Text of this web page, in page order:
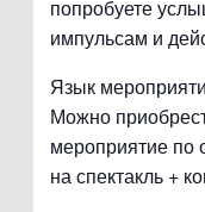
попробуете
импульсам и
Язык
Можно
мероприятие по
на спектакль +